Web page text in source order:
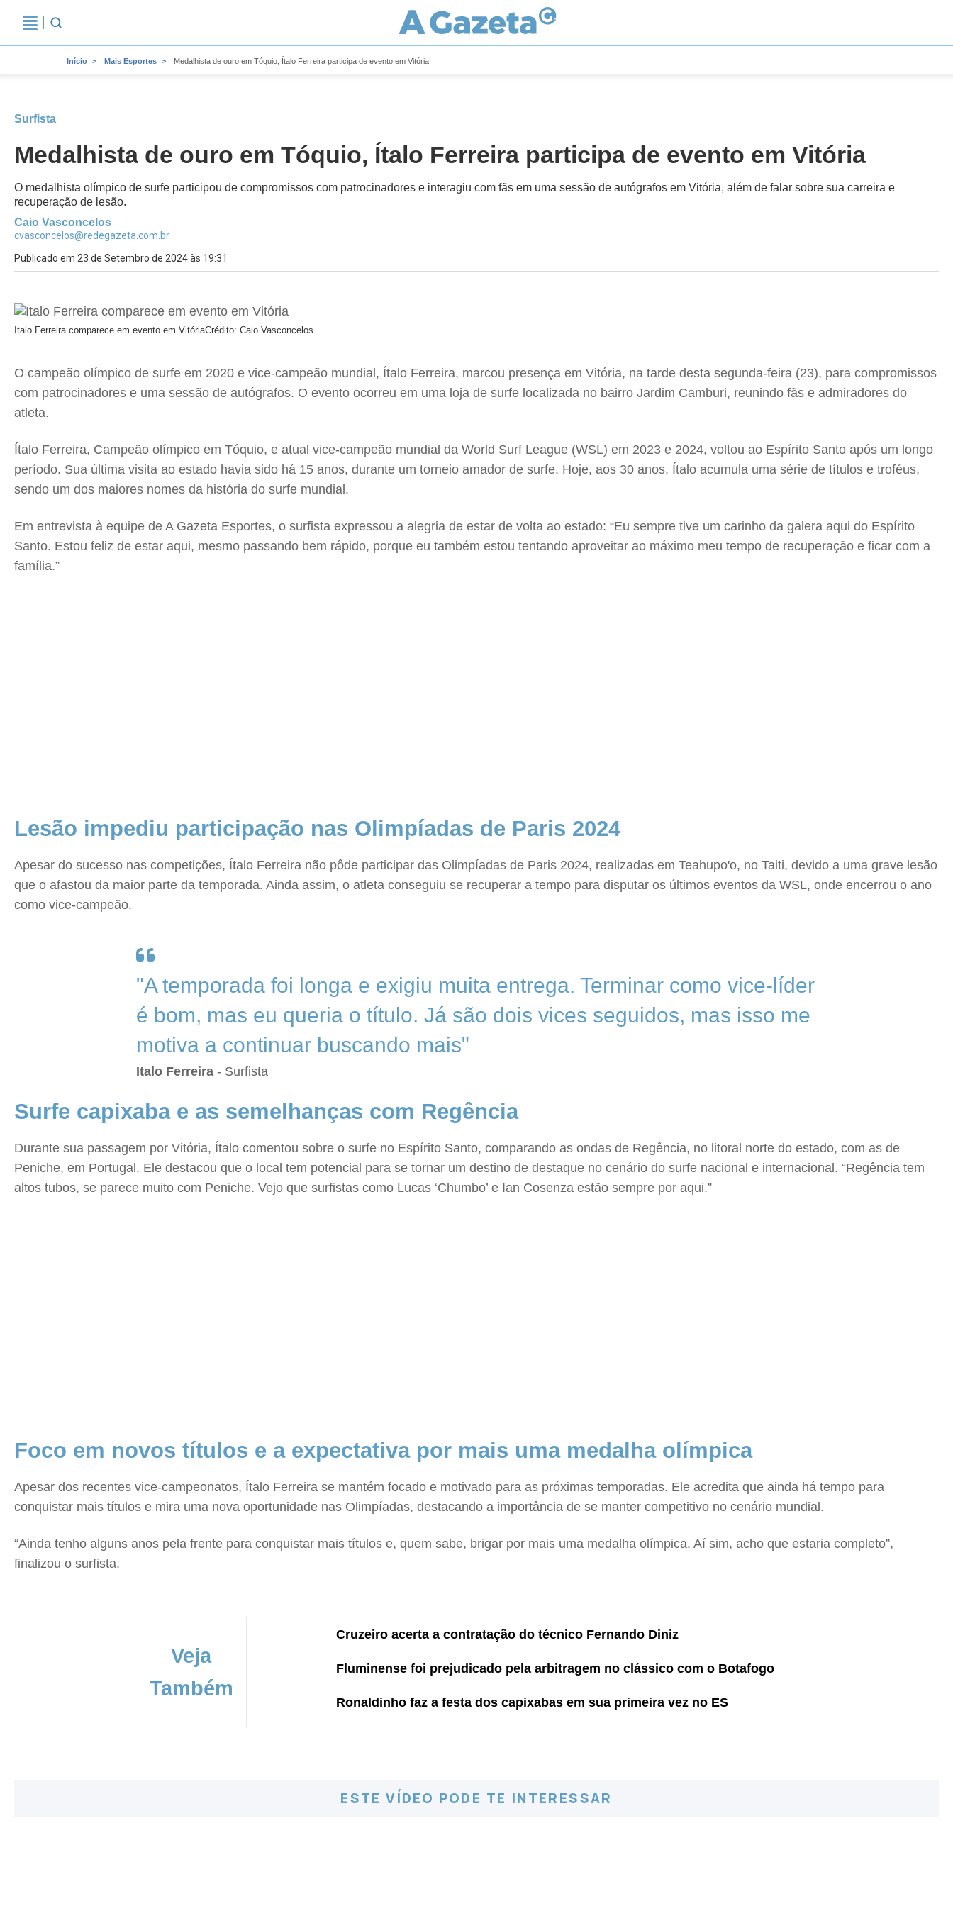
Início Mais Esportes Medalhista de ouro em Tóquio, Ítalo Ferreira participa de evento em Vitória
Surfista
Medalhista de ouro em Tóquio, Ítalo Ferreira participa de evento em Vitória
O medalhista olímpico de surfe participou de compromissos com patrocinadores e interagiu com fãs em uma sessão de autógrafos em Vitória, além de falar sobre sua carreira e
recuperação de lesão.
Caio Vasconcelos
cvasconcelos@redegazeta.com.br
Publicado em 23 de Setembro de 2024 às 19:31
Italo Ferreira comparece em evento em VitóriaCrédito: Caio Vasconcelos
O campeão olímpico de surfe em 2020 e vice-campeão mundial, Ítalo Ferreira, marcou presença em Vitória, na tarde desta segunda-feira (23), para compromissos
com patrocinadores e uma sessão de autógrafos. O evento ocorreu em uma loja de surfe localizada no bairro Jardim Camburi, reunindo fãs e admiradores do
atleta.
Ítalo Ferreira, Campeão olímpico em Tóquio, e atual vice-campeão mundial da World Surf League (WSL) em 2023 e 2024, voltou ao Espírito Santo após um longo
período. Sua última visita ao estado havia sido há 15 anos, durante um torneio amador de surfe. Hoje, aos 30 anos, Ítalo acumula uma série de títulos e troféus,
sendo um dos maiores nomes da história do surfe mundial.
Em entrevista à equipe de A Gazeta Esportes, o surfista expressou a alegria de estar de volta ao estado: “Eu sempre tive um carinho da galera aqui do Espírito
Santo. Estou feliz de estar aqui, mesmo passando bem rápido, porque eu também estou tentando aproveitar ao máximo meu tempo de recuperação e ficar com a
família.”
Lesão impediu participação nas Olimpíadas de Paris 2024
Apesar do sucesso nas competições, Ítalo Ferreira não pôde participar das Olimpíadas de Paris 2024, realizadas em Teahupo'o, no Taiti, devido a uma grave lesão
que o afastou da maior parte da temporada. Ainda assim, o atleta conseguiu se recuperar a tempo para disputar os últimos eventos da WSL, onde encerrou o ano
como vice-campeão.
"A temporada foi longa e exigiu muita entrega. Terminar como vice-líder
é bom, mas eu queria o título. Já são dois vices seguidos, mas isso me
motiva a continuar buscando mais"
Italo Ferreira - Surfista
Surfe capixaba e as semelhanças com Regência
Durante sua passagem por Vitória, Ítalo comentou sobre o surfe no Espírito Santo, comparando as ondas de Regência, no litoral norte do estado, com as de
Peniche, em Portugal. Ele destacou que o local tem potencial para se tornar um destino de destaque no cenário do surfe nacional e internacional. “Regência tem
altos tubos, se parece muito com Peniche. Vejo que surfistas como Lucas ‘Chumbo’ e Ian Cosenza estão sempre por aqui.”
Foco em novos títulos e a expectativa por mais uma medalha olímpica
Apesar dos recentes vice-campeonatos, Ítalo Ferreira se mantém focado e motivado para as próximas temporadas. Ele acredita que ainda há tempo para
conquistar mais títulos e mira uma nova oportunidade nas Olimpíadas, destacando a importância de se manter competitivo no cenário mundial.
“Ainda tenho alguns anos pela frente para conquistar mais títulos e, quem sabe, brigar por mais uma medalha olímpica. Aí sim, acho que estaria completo”,
finalizou o surfista.
Veja
Também
Cruzeiro acerta a contratação do técnico Fernando Diniz
Fluminense foi prejudicado pela arbitragem no clássico com o Botafogo
Ronaldinho faz a festa dos capixabas em sua primeira vez no ES
ESTE VÍDEO PODE TE INTERESSAR